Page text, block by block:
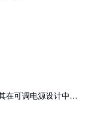
在可调电源设计中的